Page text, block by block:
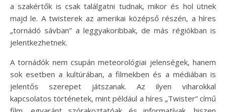
a szakértők is csak találgatni tudnak, mikor és hol ütnek
majd le. A twisterek az amerikai középső részén, a híres
„tornádó sávban” a leggyakoribbak, de más régiókban is
jelentkezhetnek.
A tornádók nem csupán meteorológiai jelenségek, hanem
sok esetben a kultúrában, a filmekben és a médiában is
jelentős szerepet játszanak. Az ilyen viharokkal
kapcsolatos történetek, mint például a híres „Twister” című